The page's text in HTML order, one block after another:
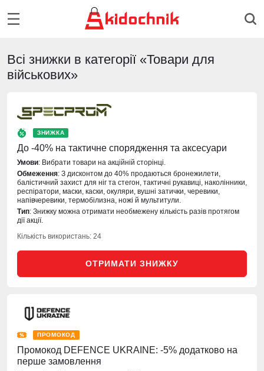
Всі знижки в категорії «Товари для
військових»
ЗНИЖКА
До -40% на тактичне спорядження та аксесуари
Умови: Вибрати товари на акційній сторінці.
Обмеження: З дисконтом до 40% продаються бронежилети,
балістичний захист для ніг та стегон, тактичні рукавиці, наколінники,
респіратори, маски, каски, окуляри, вушні затички, черевики,
напівчеревики, термобілизна, ножі й мультитули.
Тип: Знижку можна отримати необмежену кількість разів протягом
дії акції.
Кількість використань: 24
ОТРИМАТИ ЗНИЖКУ
ПРОМОКОД
Промокод DEFENCE UKRAINE: -5% додатково на
перше замовлення